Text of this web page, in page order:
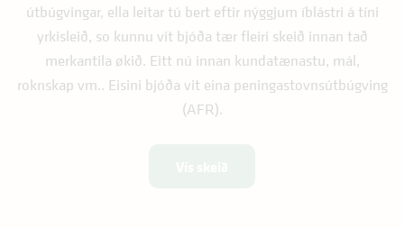
útbúgvingar, ella leitar tú bert eftir nýggjum íblástri á tíni
yrkisleið, so kunnu vit bjóða tær fleiri skeið innan tað
merkantila økið. Eitt nú innan kundatænastu, mál,
roknskap vm.. Eisini bjóða vit eina peningastovnsútbúgving
(AFR).